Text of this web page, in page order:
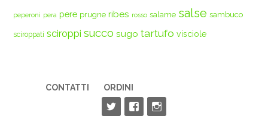
peperoni pera pere prugne ribes rosso salame salse sambuco
sciroppati sciroppi succo sugo tartufo visciole
CONTATTI ORDINI